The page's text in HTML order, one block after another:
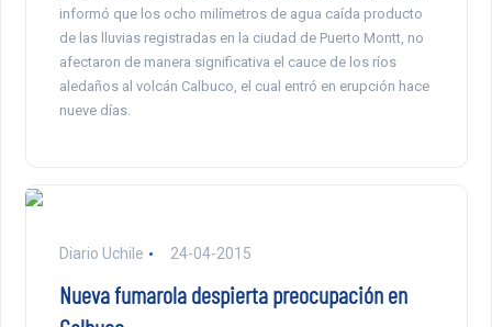
informó que los ocho milímetros de agua caída producto
de las lluvias registradas en la ciudad de Puerto Montt, no
afectaron de manera significativa el cauce de los ríos
aledaños al volcán Calbuco, el cual entró en erupción hace
nueve días.
Diario Uchile 24-04-2015
Nueva fumarola despierta preocupación en